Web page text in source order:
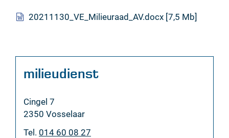
20211130_VE_Milieuraad_AV.docx 7,5 Mb
Contact
milieudienst
Adres
Cingel 7
,2350 Vosselaar
Tel. 014 60 08 27